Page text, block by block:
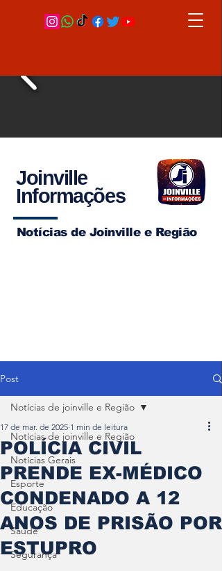
Joinville
Informações
Notícias de Joinville e Região
Post
Notícias de joinville e Região
Notícias Gerais
Esporte
Educação
Saúde
Segurança
Notícias de joinville e Região
POLÍCIA CIVIL
PRENDE EX-MÉDICO
CONDENADO A 12
ANOS DE PRISÃO POR
ESTUPRO
17 de mar. de 2025 1 min de leitura